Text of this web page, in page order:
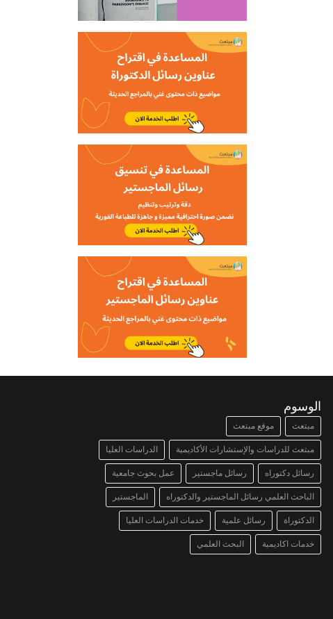
الوسوم
مبتعث موقع مبتعث
مبتعث للدراسات والإستشارات الأكاديمية الدراسات العليا
رسائل دكتوراه رسائل ماجستير عمل بحوث جامعية
الباحث العلمي رسائل الماجستير والدكتوراه الماجستير
الدكتوراة رسائل علمية خدمات الدراسات العليا
خدمات اكاديمية البحث العلمي